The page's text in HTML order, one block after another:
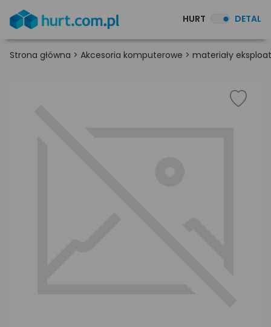
HURT DETAL
Strona główna > Akcesoria komputerowe > materiały